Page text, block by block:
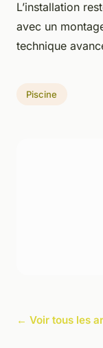
L’installation
avec un
technique
Piscine
← Voir tous les